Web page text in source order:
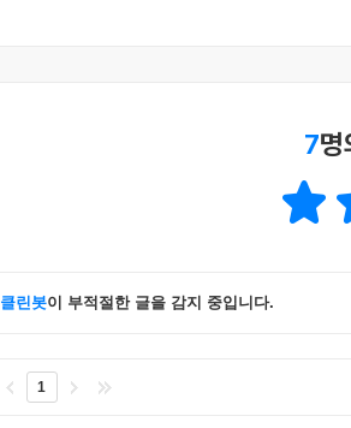
7
클린봇이 부적절한 글을 감지 중입니다.
1